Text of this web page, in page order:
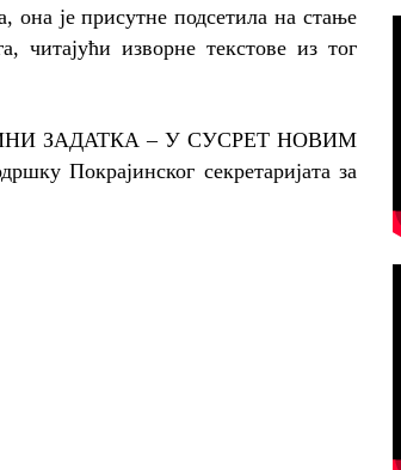
је присутне подсетила на стање
читајући изворне текстове из тог
ЗАДАТКА – У СУСРЕТ НОВИМ
Покрајинског секретаријата за